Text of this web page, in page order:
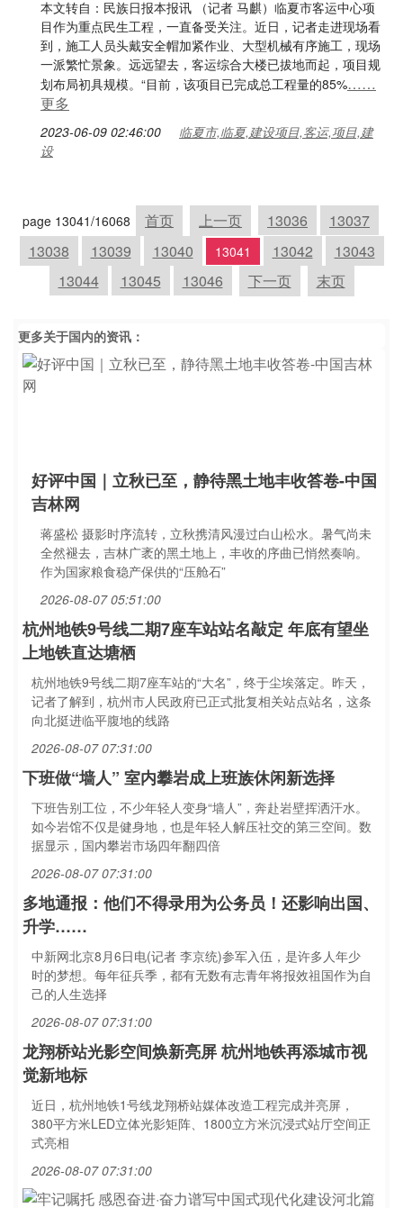
本文转自：民族日报本报讯 （记者 马麒）临夏市客运中心项
目作为重点民生工程，一直备受关注。近日，记者走进现场看
到，施工人员头戴安全帽加紧作业、大型机械有序施工，现场
一派繁忙景象。远远望去，客运综合大楼已拔地而起，项目规
划布局初具规模。“目前，该项目已完成总工程量的85%……
更多
2023-06-09 02:46:00
临夏市,临夏,建设项目,客运,项目,建
设
page 13041/16068 首页 上一页 13036
13037
13038
13039 13040 13041 13042
13043
13044
13045 13046 下一页 末页
更多关于国内的资讯：
好评中国｜立秋已至，静待黑土地丰收答卷-中国
吉林网
蒋盛松 摄影时序流转，立秋携清风漫过白山松水。暑气尚未
全然褪去，吉林广袤的黑土地上，丰收的序曲已悄然奏响。
作为国家粮食稳产保供的“压舱石”
2026-08-07 05:51:00
杭州地铁9号线二期7座车站站名敲定 年底有望坐
上地铁直达塘栖
杭州地铁9号线二期7座车站的“大名”，终于尘埃落定。昨天，
记者了解到，杭州市人民政府已正式批复相关站点站名，这条
向北挺进临平腹地的线路
2026-08-07 07:31:00
下班做“墙人” 室内攀岩成上班族休闲新选择
下班告别工位，不少年轻人变身“墙人”，奔赴岩壁挥洒汗水。
如今岩馆不仅是健身地，也是年轻人解压社交的第三空间。数
据显示，国内攀岩市场四年翻四倍
2026-08-07 07:31:00
多地通报：他们不得录用为公务员！还影响出国、
升学……
中新网北京8月6日电(记者 李京统)参军入伍，是许多人年少
时的梦想。每年征兵季，都有无数有志青年将报效祖国作为自
己的人生选择
2026-08-07 07:31:00
龙翔桥站光影空间焕新亮屏 杭州地铁再添城市视
觉新地标
近日，杭州地铁1号线龙翔桥站媒体改造工程完成并亮屏，
380平方米LED立体光影矩阵、1800立方米沉浸式站厅空间正
式亮相
2026-08-07 07:31:00